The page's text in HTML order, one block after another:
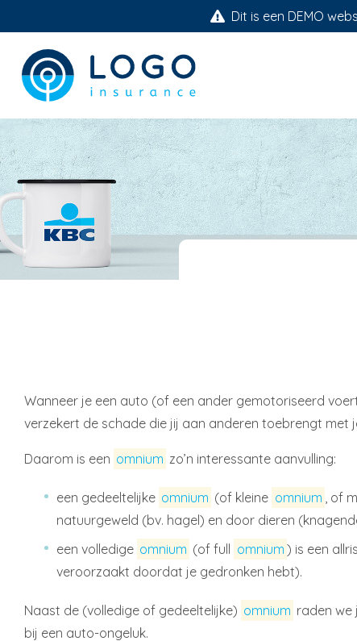
Dit is een DEMO
Wanneer je een auto (of een ander gemotoriseerd
verzekert de schade die jij aan anderen toebrengt met
Daarom is een omnium zo’n interessante aanvulling:
een gedeeltelijke omnium (of kleine omnium , of
natuurgeweld (bv. hagel) en door dieren
een volledige omnium (of full omnium ) is een
veroorzaakt doordat je gedronken hebt).
Naast de (volledige of gedeeltelijke) omnium raden we
bij een auto-ongeluk.